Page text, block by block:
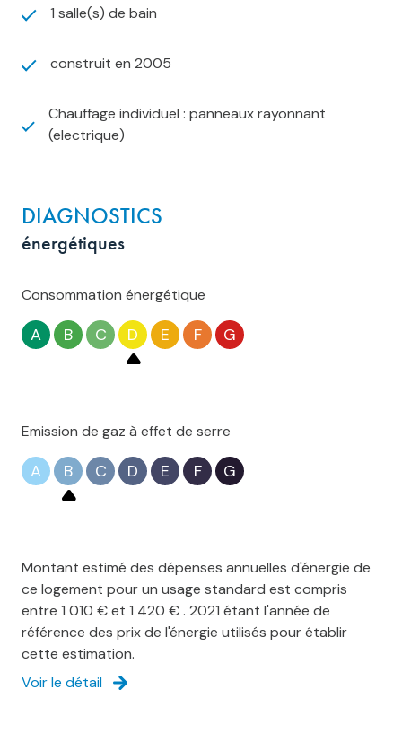
1 salle(s) de bain
construit en 2005
Chauffage individuel : panneaux rayonnant
(electrique)
DIAGNOSTICS
énergétiques
Consommation énergétique
A B C D E F G
Emission de gaz à effet de serre
A B C D E F G
Montant estimé des dépenses annuelles d'énergie de
ce logement pour un usage standard est compris
entre 1 010 € et 1 420 € . 2021 étant l'année de
référence des prix de l'énergie utilisés pour établir
cette estimation.
Voir le détail